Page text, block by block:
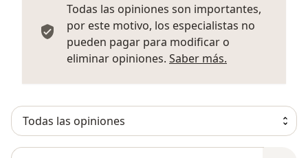
Todas las opiniones son importantes,
por este motivo, los especialistas no
pueden pagar para modificar o
eliminar opiniones. Saber más.
Busca en opiniones